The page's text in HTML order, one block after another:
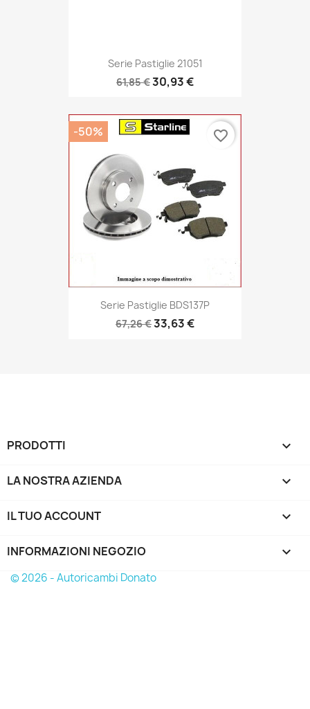
Serie Pastiglie 21051
61,85 €30,93 €
Serie Pastiglie BDS137P
67,26 €33,63 €
-50% favorite_border
PRODOTTI 
LA NOSTRA AZIENDA 
IL TUO ACCOUNT 
INFORMAZIONI NEGOZIO keyboard_arrow_down
© 2026 - Autoricambi Donato